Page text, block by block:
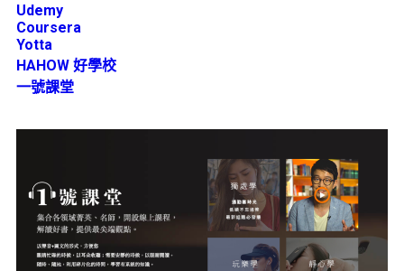
Udemy
Coursera
Yotta
HAHOW 好學校
一號課堂